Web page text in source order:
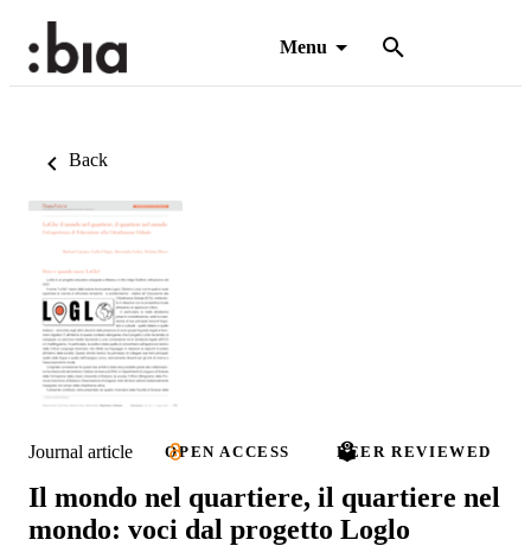
Menu
Back
Journal article OPEN ACCESS PEER REVIEWED
Il mondo nel quartiere, il quartiere nel
mondo: voci dal progetto Loglo